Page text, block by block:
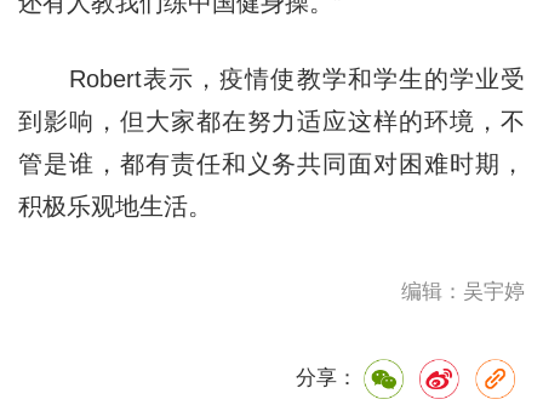
Robert表示，疫情使教学和学生的学业受
到影响，但大家都在努力适应这样的环境，不
管是谁，都有责任和义务共同面对困难时期，
积极乐观地生活。
编辑：吴宇婷
分享：